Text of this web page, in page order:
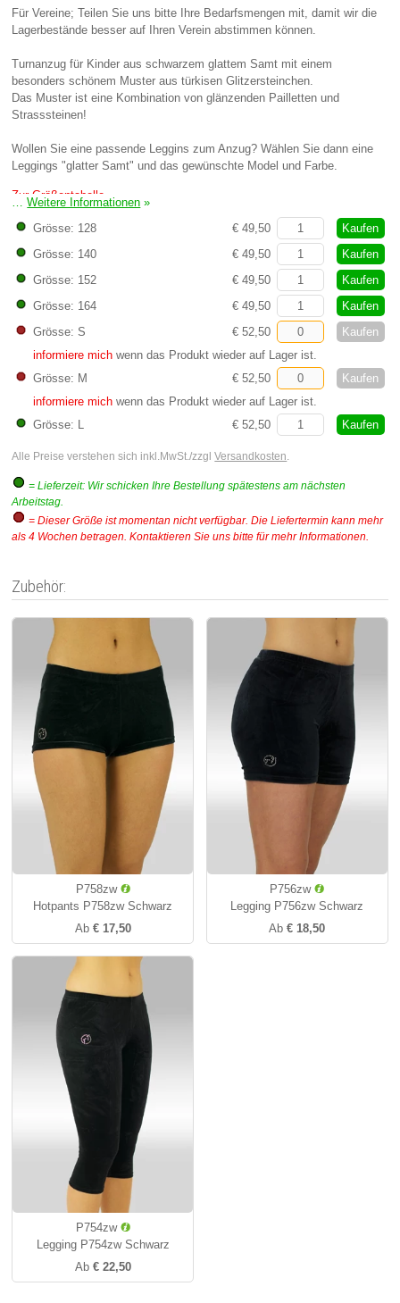
Für Vereine; Teilen Sie uns bitte Ihre Bedarfsmengen mit, damit wir die
Lagerbestände besser auf Ihren Verein abstimmen können.
Turnanzug für Kinder aus schwarzem glattem Samt mit einem
besonders schönem Muster aus türkisen Glitzersteinchen.
Das Muster ist eine Kombination von glänzenden Pailletten und
Strasssteinen!
Wollen Sie eine passende Leggins zum Anzug? Wählen Sie dann eine
Leggings "glatter Samt" und das gewünschte Model und Farbe.
…Weitere Informationen »
Zur Größentabelle
Grösse: 128 € 49,50
Kaufen
Grösse: 140
€ 49,50
Kaufen
Grösse: 152
€ 49,50
Kaufen
Grösse: 164
€ 49,50
Kaufen
Grösse: S
€ 52,50
Kaufen
informiere michwenn das Produkt wieder auf Lager ist.
Grösse: M
€ 52,50
Kaufen
informiere michwenn das Produkt wieder auf Lager ist.
Grösse: L
€ 52,50 Kaufen
Alle Preise verstehen sich inkl.MwSt./zzglVersandkosten.
= Lieferzeit: Wir schicken Ihre Bestellung spätestens am nächsten
Arbeitstag.
= Dieser Größe ist momentan nicht verfügbar. Die Liefertermin kann mehr
als 4 Wochen betragen. Kontaktieren Sie uns bitte für mehr Informationen.
Zubehör:
P758zw
Hotpants P758zw Schwarz
Ab€ 17,50
P756zw
Legging P756zw Schwarz
Ab € 18,50
P754zw
Legging P754zw Schwarz
Ab€ 22,50